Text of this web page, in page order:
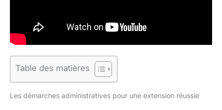
Table des matières
Les démarches administratives pour une extension réussie